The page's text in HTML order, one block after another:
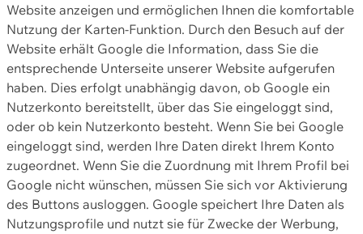
Website anzeigen und ermöglichen Ihnen die komfortable
Nutzung der Karten-Funktion. Durch den Besuch auf der
Website erhält Google die Information, dass Sie die
entsprechende Unterseite unserer Website aufgerufen
haben. Dies erfolgt unabhängig davon, ob Google ein
Nutzerkonto bereitstellt, über das Sie eingeloggt sind,
oder ob kein Nutzerkonto besteht. Wenn Sie bei Google
eingeloggt sind, werden Ihre Daten direkt Ihrem Konto
zugeordnet. Wenn Sie die Zuordnung mit Ihrem Profil bei
Google nicht wünschen, müssen Sie sich vor Aktivierung
des Buttons ausloggen. Google speichert Ihre Daten als
Nutzungsprofile und nutzt sie für Zwecke der Werbung,